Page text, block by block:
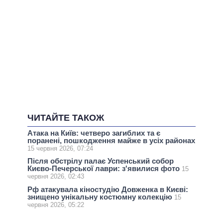
ЧИТАЙТЕ ТАКОЖ
Атака на Київ: четверо загиблих та є
поранені, пошкодження майже в усіх районах
15 червня 2026, 07:24
Після обстрілу палає Успенський собор
Києво-Печерської лаври: з'явилися фото 15
червня 2026, 02:43
Рф атакувала кіностудію Довженка в Києві:
знищено унікальну костюмну колекцію 15
червня 2026, 05:22